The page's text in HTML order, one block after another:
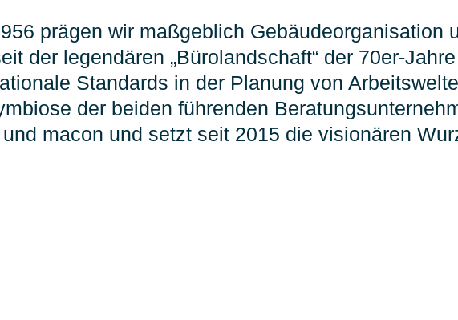
prägen wir maßgeblich Gebäudeorganisation
der legendären „Bürolandschaft“ der 70er-
Standards in der Planung von
der beiden führenden
und macon und setzt seit 2015 die visionären